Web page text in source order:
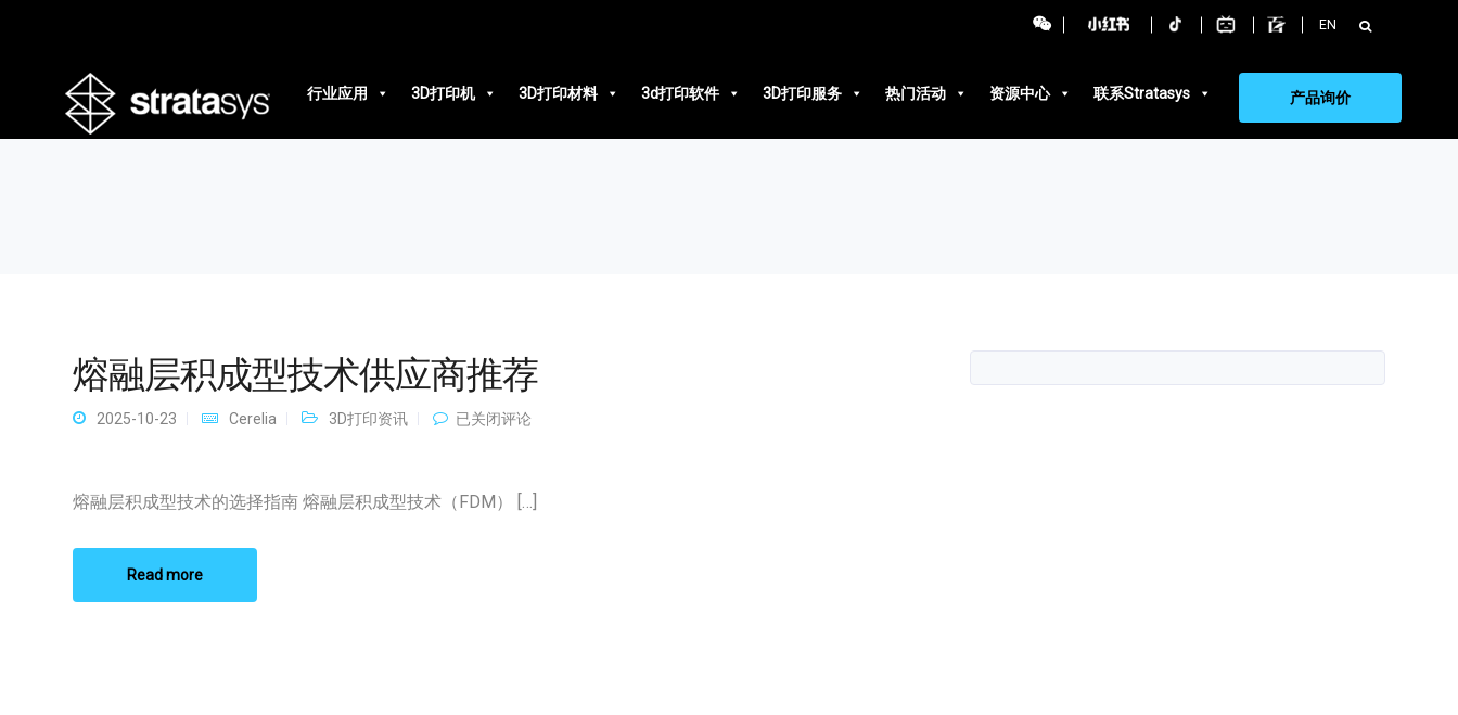
EN 搜
索：
行业应用
3D打印机 3D打印材料 3d打印软件 3D打印服务 热门活动 资源中心 联系Stratasys 产品询价
熔融层积成型技术供应商推荐
2025-10-23 Cerelia 3D打印资讯
熔
成
型
已关闭评论
熔融层积成型技术的选择指南 熔融层积成型技术（FDM） […]
Read more